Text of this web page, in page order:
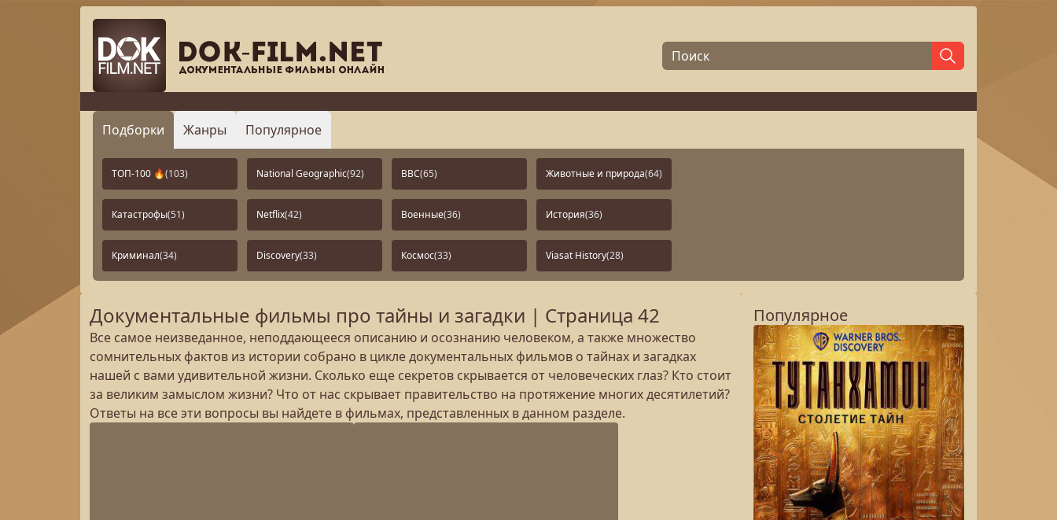
Подборки Жанры Популярное
ТОП-100 🔥(103) National Geographic(92) BBC(65) Животные и природа(64)
Катастрофы(51) Netflix(42) Военные(36) История(36)
Криминал(34) Discovery(33) Космос(33) Viasat History(28)
Документальные фильмы про тайны и загадки | Страница 42
Все самое неизведанное, неподдающееся описанию и осознанию человеком, а также множество
сомнительных фактов из истории собрано в цикле документальных фильмов о тайнах и загадках
нашей с вами удивительной жизни. Сколько еще секретов скрывается от человеческих глаз? Кто стоит
за великим замыслом жизни? Что от нас скрывает правительство на протяжение многих десятилетий?
Ответы на все эти вопросы вы найдете в фильмах, представленных в данном разделе.
Популярное